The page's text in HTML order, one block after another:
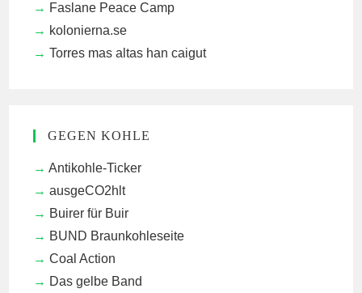
Faslane Peace Camp
kolonierna.se
Torres mas altas han caigut
GEGEN KOHLE
Antikohle-Ticker
ausgeCO2hlt
Buirer für Buir
BUND Braunkohleseite
Coal Action
Das gelbe Band